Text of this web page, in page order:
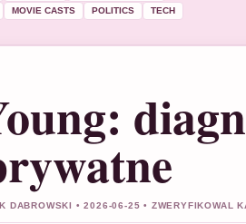
MOVIE CASTS POLITICS
TECH
DABROWSKI • 2026-06-25 • ZWERYFIKOWAL